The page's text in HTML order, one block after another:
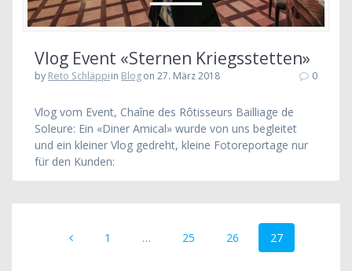
Vlog Event «Sternen Kriegsstetten»
by Reto Schläppiin Blogon 27. März 2018 0
Vlog vom Event, Chaîne des Rôtisseurs Bailliage de
Soleure: Ein «Diner Amical» wurde von uns begleitet
und ein kleiner Vlog gedreht, kleine Fotoreportage nur
für den Kunden:
Navigation
Seite
1 … Seite
25 Seite
26 Seite
27